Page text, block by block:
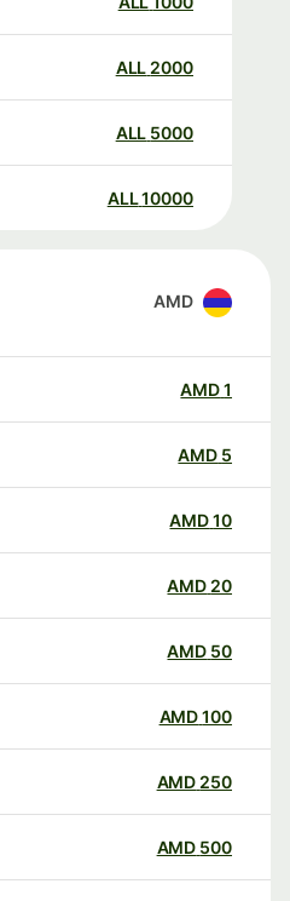
2000
ALL
5000
ALL
10000
ALL
AMD
AMD
AMD
AMD
20
AMD
50
AMD
100
AMD
250
AMD
500
AMD